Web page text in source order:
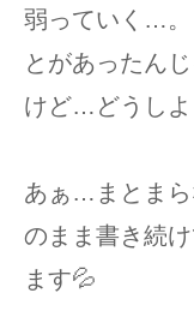
弱っていく…。
とがあったん
けど…どうし
あぁ…まとま
のまま書き続
ます💦